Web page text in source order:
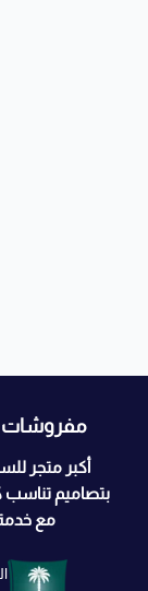
مفروشات
أكبر متجر
بتصاميم تناسب
مع خدمة